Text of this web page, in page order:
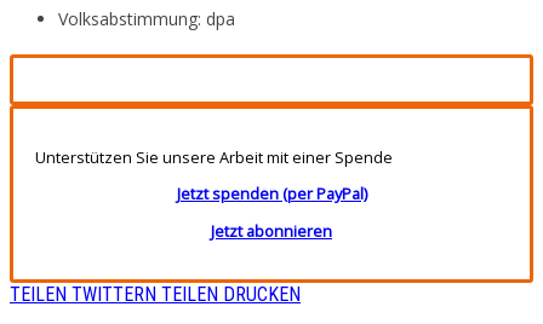
Volksabstimmung: dpa
Unterstützen Sie unsere Arbeit mit einer Spende
Jetzt spenden (per PayPal)
Jetzt abonnieren
TEILEN TWITTERN TEILEN DRUCKEN